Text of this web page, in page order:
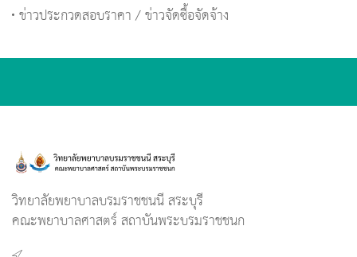
ข่าวประกวดสอบราคา / ข่าวจัดซื้อจัดจ้าง
วิทยาลัยพยาบาลบรมราชชนนี สระบุรี
คณะพยาบาลศาสตร์ สถาบันพระบรมราชชนก